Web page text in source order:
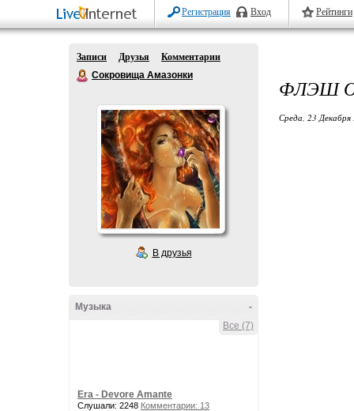
Регистрация Вход Рейтинги
Записи Друзья
Комментарии
Сокровища Амазонки
В друзья
-
Музыка
Все (7)
Era - Devore Amante
Слушали: 2248 Комментарии: 13
ФЛЭШ
Среда, 23